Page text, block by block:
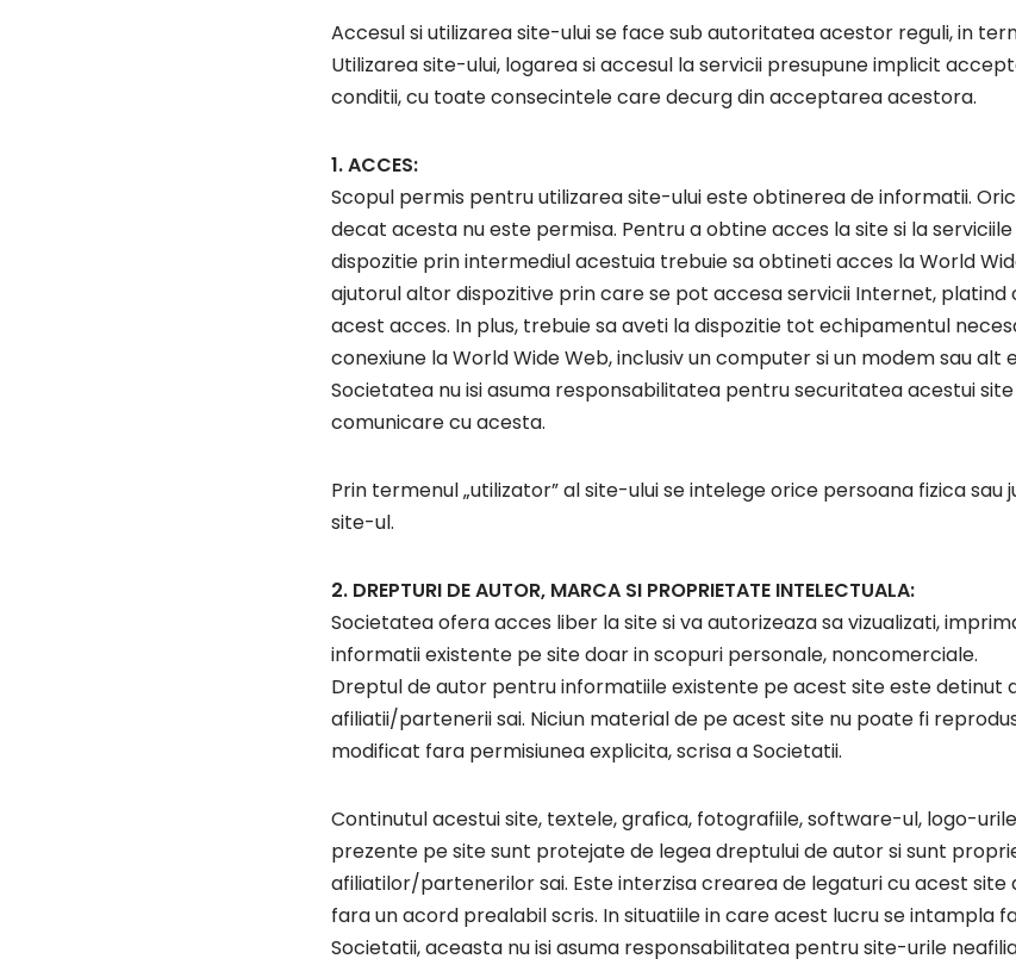
Accesul si utilizarea site-ului se face sub autoritatea acestor reguli, in
Utilizarea site-ului, logarea si accesul la servicii presupune implicit
conditii, cu toate consecintele care decurg din acceptarea acestora.
1. ACCES:
Scopul permis pentru utilizarea site-ului este obtinerea de informatii.
decat acesta nu este permisa. Pentru a obtine acces la site si la
dispozitie prin intermediul acestuia trebuie sa obtineti acces la World
ajutorul altor dispozitive prin care se pot accesa servicii Internet, platind
acest acces. In plus, trebuie sa aveti la dispozitie tot echipamentul
conexiune la World Wide Web, inclusiv un computer si un modem sau alt
Societatea nu isi asuma responsabilitatea pentru securitatea acestui site
comunicare cu acesta.
Prin termenul „utilizator” al site-ului se intelege orice persoana fizica sau
site-ul.
2. DREPTURI DE AUTOR, MARCA SI PROPRIETATE INTELECTUALA:
Societatea ofera acces liber la site si va autorizeaza sa vizualizati,
informatii existente pe site doar in scopuri personale, noncomerciale.
Dreptul de autor pentru informatiile existente pe acest site este detinut
afiliatii/partenerii sai. Niciun material de pe acest site nu poate fi
modificat fara permisiunea explicita, scrisa a Societatii.
Continutul acestui site, textele, grafica, fotografiile, software-ul, logo-
prezente pe site sunt protejate de legea dreptului de autor si sunt
afiliatilor/partenerilor sai. Este interzisa crearea de legaturi cu acest site
fara un acord prealabil scris. In situatiile in care acest lucru se intampla
Societatii, aceasta nu isi asuma responsabilitatea pentru site-urile